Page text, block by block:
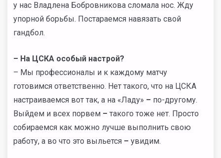
у нас Владлена Бобровникова сломала нос. Жду
упорной борьбы. Постараемся навязать свой
гандбол.
– На ЦСКА особый настрой?
– Мы профессионалы и к каждому матчу
готовимся ответственно. Нет такого, что на ЦСКА
настраиваемся вот так, а на «Ладу» – по-другому.
Выйдем и всех порвем – такого тоже нет. Просто
собираемся как можно лучше выполнить свою
работу, а во что это выльется – увидим.